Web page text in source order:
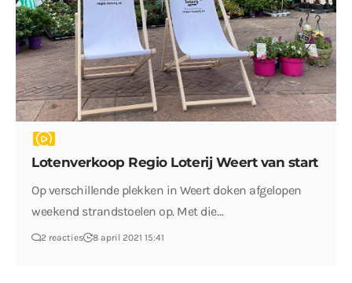
Lotenverkoop Regio Loterij Weert van start
Op verschillende plekken in Weert doken afgelopen
weekend strandstoelen op. Met die…
2 reacties 8 april 2021 15:41